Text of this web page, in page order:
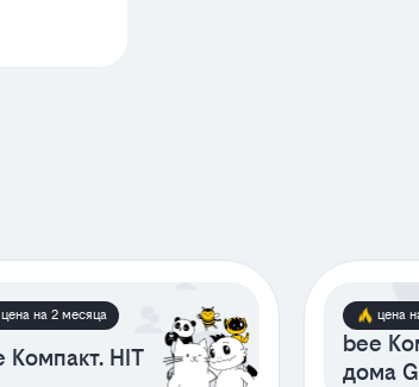
цена на 2 месяца
Компакт. HIT
цена
bee
дома